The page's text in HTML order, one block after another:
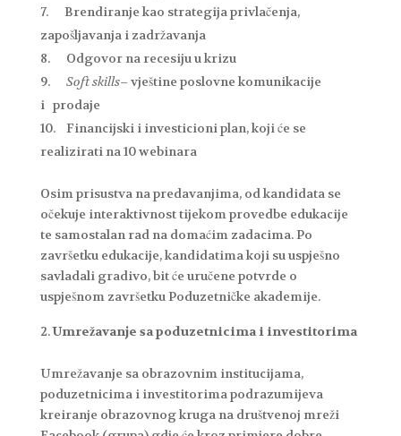
Brendiranje kao strategija privlačenja,
zapošljavanja i zadržavanja
Odgovor na recesiju u krizu
Soft skills– vještine poslovne komunikacije
i prodaje
Financijski i investicioni plan, koji će se
realizirati na 10 webinara
Osim prisustva na predavanjima, od kandidata se
očekuje interaktivnost tijekom provedbe edukacije
te samostalan rad na domaćim zadacima. Po
završetku edukacije, kandidatima koji su uspješno
savladali gradivo, bit će uručene potvrde o
uspješnom završetku Poduzetničke akademije.
Umrežavanje sa poduzetnicima i investitorima
Umrežavanje sa obrazovnim institucijama,
poduzetnicima i investitorima podrazumijeva
kreiranje obrazovnog kruga na društvenoj mreži